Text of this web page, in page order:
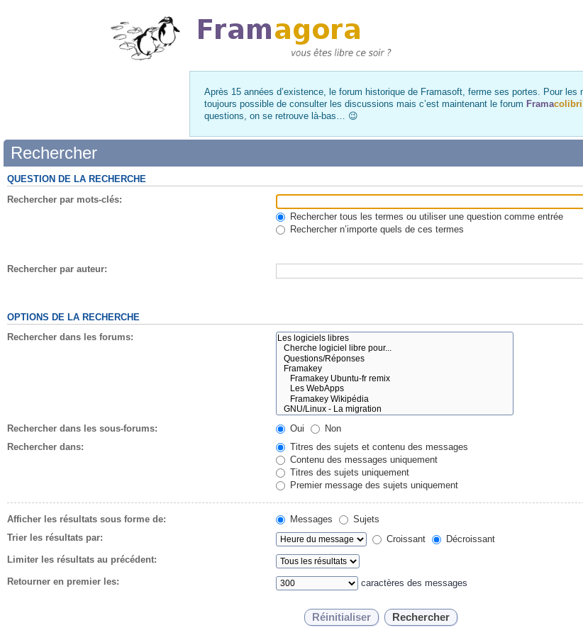
Après 15 années d’existence, le forum historique de Framasoft, ferme ses portes. Pour
toujours possible de consulter les discussions mais c’est maintenant le forum Framacolibri
questions, on se retrouve là-bas… 😉
Rechercher
QUESTION DE LA RECHERCHE
Rechercher par mots-clés:
Rechercher tous les termes ou utiliser une question comme entrée
Rechercher n’importe quels de ces termes
Rechercher par auteur:
OPTIONS DE LA RECHERCHE
Rechercher dans les forums:
Rechercher dans les sous-forums: Oui
Non
Rechercher dans:
Titres des sujets et contenu des messages
Contenu des messages uniquement
Titres des sujets uniquement
Premier message des sujets uniquement
Afficher les résultats sous forme de: Messages
Sujets
Trier les résultats par:
Croissant
Décroissant
Limiter les résultats au précédent:
Retourner en premier les: caractères des messages